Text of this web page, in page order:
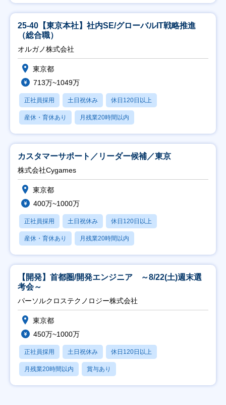
25-40【東京本社】社内SE/グローバルIT戦略推進
（総合職）
オルガノ株式会社
東京都
713万~1049万
正社員採用 土日祝休み 休日120日以上
産休・育休あり 月残業20時間以内
カスタマーサポート／リーダー候補／東京
株式会社Cygames
東京都
400万~1000万
正社員採用 土日祝休み 休日120日以上
産休・育休あり 月残業20時間以内
【開発】首都圏/開発エンジニア ～8/22(土)週末選
考会～
パーソルクロステクノロジー株式会社
東京都
450万~1000万
正社員採用 土日祝休み 休日120日以上
月残業20時間以内 賞与あり